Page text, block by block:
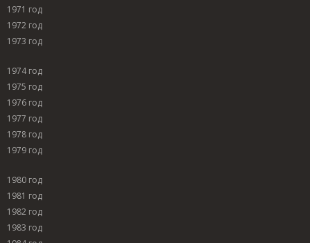
1971 год
1972 год
1973 год
1974 год
1975 год
1976 год
1977 год
1978 год
1979 год
1980 год
1981 год
1982 год
1983 год